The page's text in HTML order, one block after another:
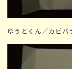
ゆうとくん／カピバ